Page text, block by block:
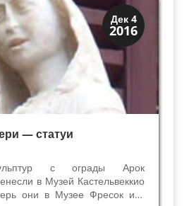
Дек 4
2016
и Падуя
— статуи
с ограды Арок
в Музей Кастельвеккио
они в Музее Фресок им.